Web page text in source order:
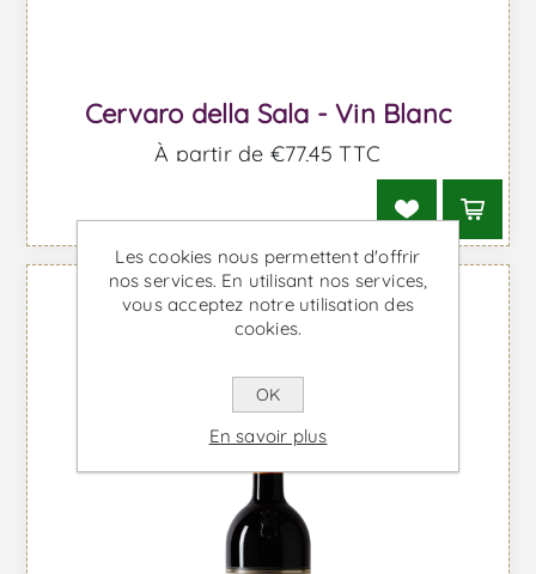
Cervaro della Sala - Vin Blanc
À partir de €77,45 TTC
Les cookies nous permettent d'offrir
nos services. En utilisant nos services,
vous acceptez notre utilisation des
cookies.
OK
En savoir plus